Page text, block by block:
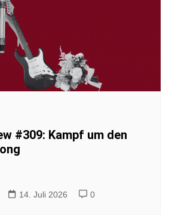
#309: Kampf um den
14. Juli 2026 0